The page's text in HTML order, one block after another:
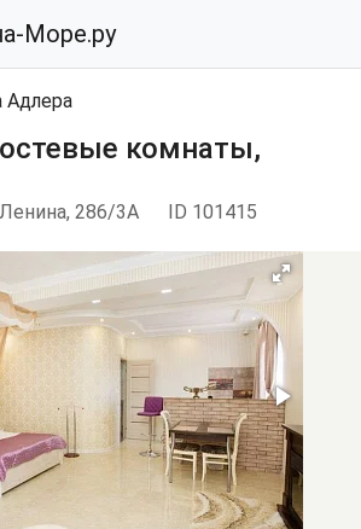
Море.ру
Адлера
комнаты,
Ленина, 286/3А ID 101415